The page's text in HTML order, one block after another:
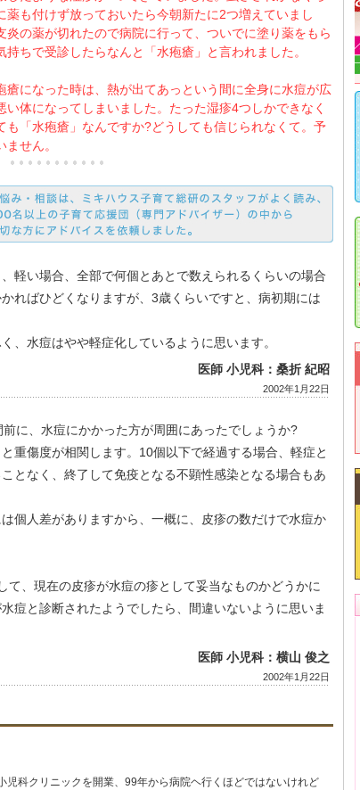
薬も付けず放っておいたら今朝新たに2つ増えていまし
炎の薬が切れたので病院に行って、ついでに塗り薬をもら
持ちで受診したらなんと「水疱瘡」と言われました。
瘡になった時は、熱が出てあっという間に全身に水痘が広
い体になってしまいました。たった湿疹4つしかできなく
も「水疱瘡」なんですか?どうしても信じられなくて。予
せん。
軽い場合、全部で何個とあとで数えられるくらいの場合
ればひどくなりますが、3歳くらいですと、病初期には
、水痘はやや軽症化しているように思います。
医師 小児科：桑折 紀昭
2002年1月22日
に、水痘にかかった方が周囲にあったでしょうか?
重傷度が相関します。10個以下で経過する場合、軽症と
となく、終了して免疫となる不顕性感染となる場合もあ
個人差がありますから、一概に、皮疹の数だけで水痘か
て、現在の皮疹が水痘の疹として妥当なものかどうかに
痘と診断されたようでしたら、間違いないように思いま
医師 小児科：横山 俊之
2002年1月22日
児科クリニックを開業、99年から病院ヘ行くほどではないけれど